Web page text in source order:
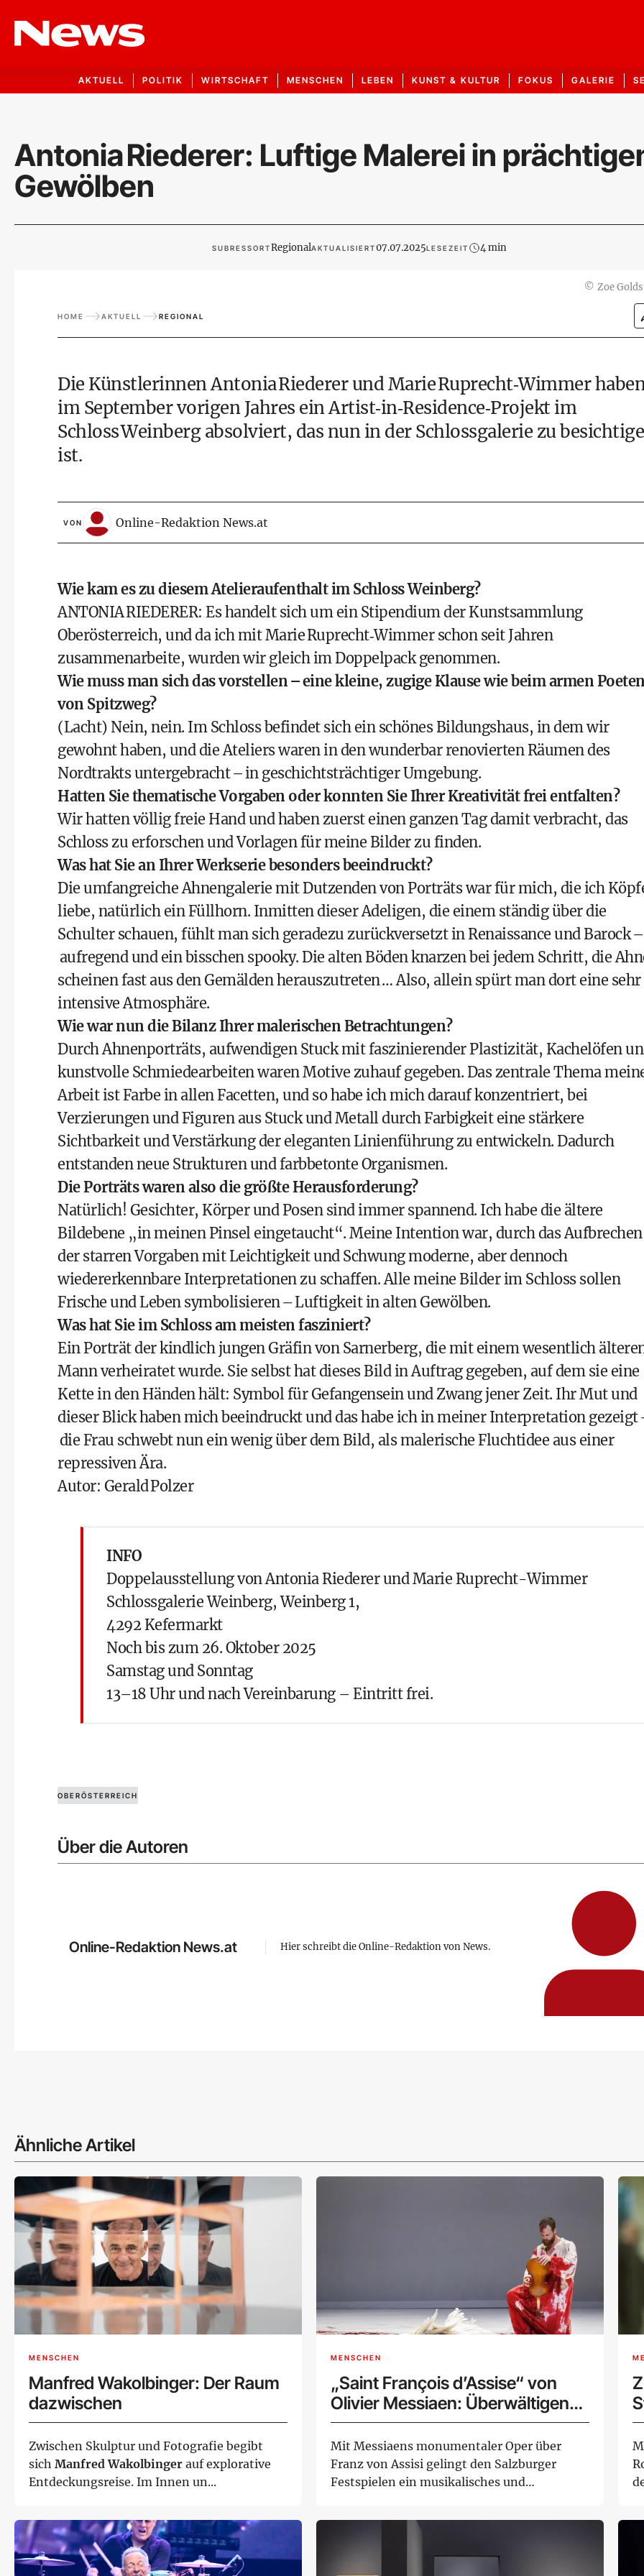
AKTUELL POLITIK WIRTSCHAFT MENSCHEN LEBEN KUNST & KULTUR FOKUS GALERIE
Antonia Riederer: Luftige Malerei in
Gewölben
SUBRESSORTRegionalAKTUALISIERT07.07.2025LESEZEIT 4 min
© Zoe
HOME AKTUELL REGIONAL
Die Künstlerinnen Antonia Riederer und Marie Ruprecht‑Wimmer
im September vorigen Jahres ein Artist‑in‑Residence‑Projekt im
Schloss Weinberg absolviert, das nun in der Schlossgalerie zu
ist.
VON Online-Redaktion News.at
Wie kam es zu diesem Atelieraufenthalt im Schloss Weinberg?
ANTONIA RIEDERER: Es handelt sich um ein Stipendium der Kunstsammlung
Oberösterreich, und da ich mit Marie Ruprecht‑Wimmer schon seit Jahren
zusammenarbeite, wurden wir gleich im Doppelpack genommen.
Wie muss man sich das vorstellen – eine kleine, zugige Klause wie beim armen
von Spitzweg?
(Lacht) Nein, nein. Im Schloss befindet sich ein schönes Bildungshaus, in dem wir
gewohnt haben, und die Ateliers waren in den wunderbar renovierten Räumen des
Nordtrakts untergebracht – in geschichtsträchtiger Umgebung.
Hatten Sie thematische Vorgaben oder konnten Sie Ihrer Kreativität frei entfalten?
Wir hatten völlig freie Hand und haben zuerst einen ganzen Tag damit verbracht, das
Schloss zu erforschen und Vorlagen für meine Bilder zu finden.
Was hat Sie an Ihrer Werkserie besonders beeindruckt?
Die umfangreiche Ahnengalerie mit Dutzenden von Porträts war für mich, die ich
liebe, natürlich ein Füllhorn. Inmitten dieser Adeligen, die einem ständig über die
Schulter schauen, fühlt man sich geradezu zurückversetzt in Renaissance und Barock –
aufregend und ein bisschen spooky. Die alten Böden knarzen bei jedem Schritt, die
scheinen fast aus den Gemälden herauszutreten … Also, allein spürt man dort eine sehr
intensive Atmosphäre.
Wie war nun die Bilanz Ihrer malerischen Betrachtungen?
Durch Ahnenporträts, aufwendigen Stuck mit faszinierender Plastizität, Kachelöfen
kunstvolle Schmiedearbeiten waren Motive zuhauf gegeben. Das zentrale Thema
Arbeit ist Farbe in allen Facetten, und so habe ich mich darauf konzentriert, bei
Verzierungen und Figuren aus Stuck und Metall durch Farbigkeit eine stärkere
Sichtbarkeit und Verstärkung der eleganten Linienführung zu entwickeln. Dadurch
entstanden neue Strukturen und farbbetonte Organismen.
Die Porträts waren also die größte Herausforderung?
Natürlich! Gesichter, Körper und Posen sind immer spannend. Ich habe die ältere
Bildebene „in meinen Pinsel eingetaucht“. Meine Intention war, durch das Aufbrechen
der starren Vorgaben mit Leichtigkeit und Schwung moderne, aber dennoch
wiedererkennbare Interpretationen zu schaffen. Alle meine Bilder im Schloss sollen
Frische und Leben symbolisieren – Luftigkeit in alten Gewölben.
Was hat Sie im Schloss am meisten fasziniert?
Ein Porträt der kindlich jungen Gräfin von Sarnerberg, die mit einem wesentlich
Mann verheiratet wurde. Sie selbst hat dieses Bild in Auftrag gegeben, auf dem sie eine
Kette in den Händen hält: Symbol für Gefangensein und Zwang jener Zeit. Ihr Mut und
dieser Blick haben mich beeindruckt und das habe ich in meiner Interpretation gezeigt
die Frau schwebt nun ein wenig über dem Bild, als malerische Fluchtidee aus einer
repressiven Ära.
Autor: Gerald Polzer
INFO
Doppelausstellung von Antonia Riederer und Marie Ruprecht-Wimmer
Schlossgalerie Weinberg, Weinberg 1,
4292 Kefermarkt
Noch bis zum 26. Oktober 2025
Samstag und Sonntag
13–18 Uhr und nach Vereinbarung – Eintritt frei.
OBERÖSTERREICH
Über die Autoren
Online-Redaktion News.at Hier schreibt die Online-Redaktion von News.
Ähnliche Artikel
MENSCHEN
Manfred Wakolbinger: Der Raum
dazwischen
Zwischen Skulptur und Fotografie begibt
sich Manfred Wakolbinger auf explorative
Entdeckungsreise. Im Innen un...
MENSCHEN
„Saint François d’Assise“ von
Olivier Messiaen: Überwältigende
Hommage an den Schöpfer eines
Meisterwerks
Mit Messiaens monumentaler Oper über
Franz von Assisi gelingt den Salzburger
Festspielen ein musikalisches und